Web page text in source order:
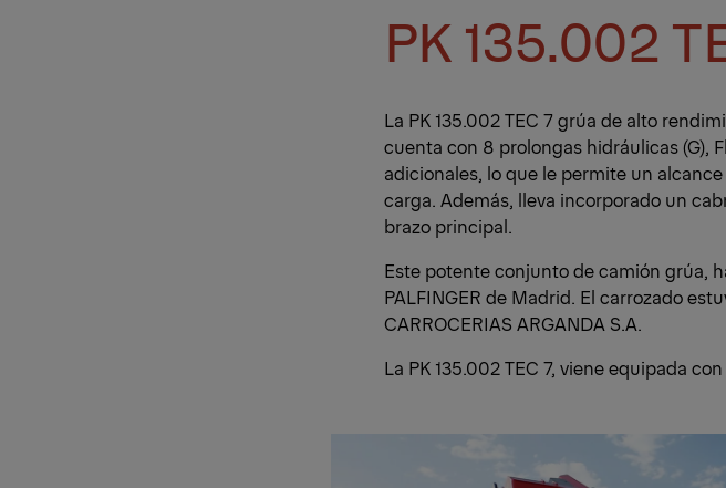
PK 135.002
La PK 135.002 TEC 7 grúa de alto
cuenta con 8 prolongas hidráulicas (G),
adicionales, lo que le permite un
carga. Además, lleva incorporado un
brazo principal.
Este potente conjunto de camión grúa,
PALFINGER de Madrid. El carrozado
CARROCERIAS ARGANDA S.A.
La PK 135.002 TEC 7, viene equipada